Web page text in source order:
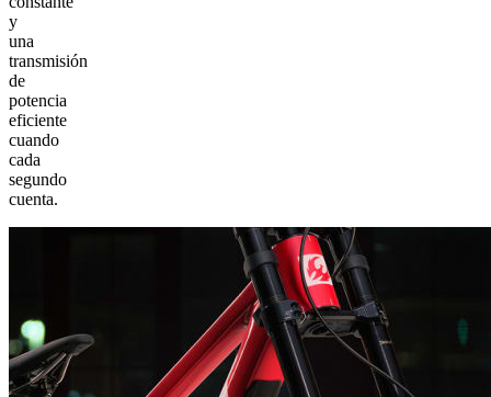
y
una
transmisión
de
potencia
eficiente
cuando
cada
segundo
cuenta.